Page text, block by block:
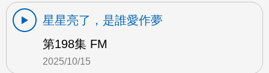
星星亮了，是誰愛作夢
第198集 FM
2025/10/15